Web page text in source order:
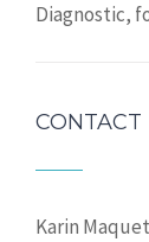
Diagnostic,
CONTACT
Karin Maquet